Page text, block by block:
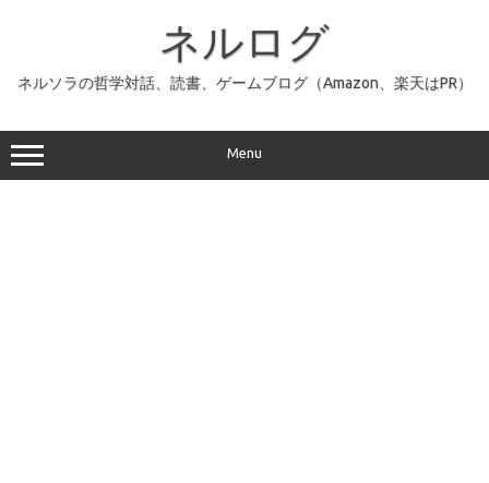
ッ
プ
ネルログ
ネルソラの哲学対話、読書、ゲームブログ（Amazon、楽天はPR）
Menu